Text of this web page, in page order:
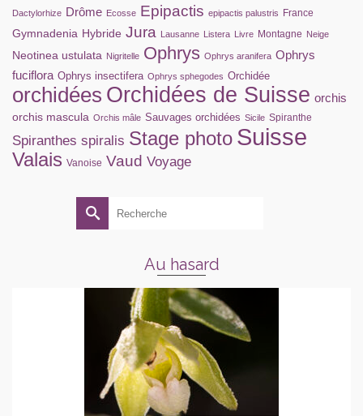
Dactylorhize Drôme Ecosse Epipactis epipactis palustris France
Gymnadenia Hybride Jura Lausanne Listera Livre Montagne Neige
Neotinea ustulata Nigritelle Ophrys Ophrys aranifera Ophrys
fuciflora Ophrys insectifera Ophrys sphegodes Orchidée
orchidées Orchidées de Suisse orchis
orchis mascula Orchis mâle Sauvages orchidées Sicile Spiranthe
Spiranthes spiralis Stage photo Suisse
Valais Vanoise Vaud Voyage
Rechercher :
Au hasard